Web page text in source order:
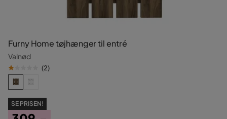
Furny Home tøjhænger til entré
Valnød
(2)
SE PRISEN!